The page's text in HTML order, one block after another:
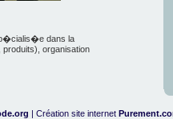
dans la
organisation
| Création site internet